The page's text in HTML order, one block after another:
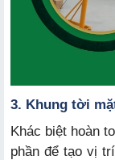
3. Khung tời
Khác biệt hoàn
phần để tạo vị